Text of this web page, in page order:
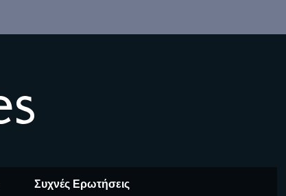
Συχνές Ερωτήσεις